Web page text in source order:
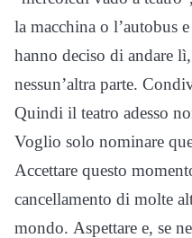
la macchina o l’autobus
hanno deciso di andare
nessun’altra parte.
Quindi il teatro adesso
Voglio solo nominare
Accettare questo
cancellamento di molte
mondo. Aspettare e, se